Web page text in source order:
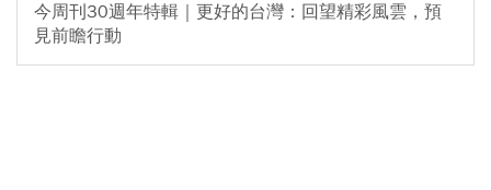
今周刊30週年特輯｜更好的台灣：回望精彩風雲，預
見前瞻行動